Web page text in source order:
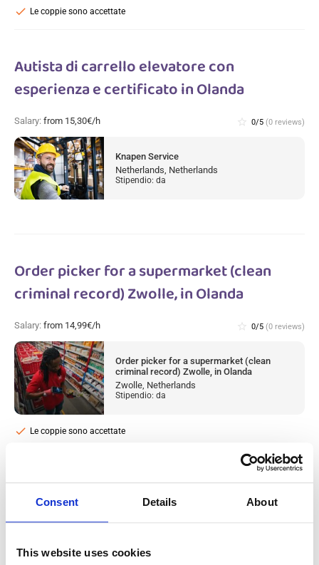
Consent Details About
This website uses cookies
Le coppie sono accettate
check
Autista di carrello elevatore con
esperienza e certificato in Olanda
Salary: from 15,30€/h star_border 0/5 (0 reviews)
Knapen Service
Netherlands, Netherlands
Stipendio: da
Order picker for a supermarket (clean
criminal record) Zwolle, in Olanda
Salary: from 14,99€/h star_border 0/5 (0 reviews)
Order picker for a supermarket (clean
criminal record) Zwolle, in Olanda
Zwolle, Netherlands
Stipendio: da
Le coppie sono accettate
check
Addetto al magazzino flessibile con
esperienza (casellario giudiziale pulito)
Olanda